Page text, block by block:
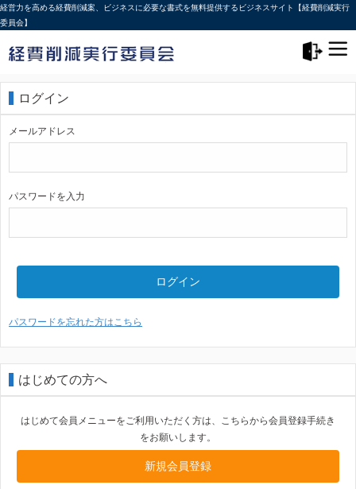
経営力を高める経費削減案、ビジネスに必要な書式を無料提供するビジネスサイト【経費削減実行
委員会】
ログイン
メールアドレス
パスワードを入力
ログイン
パスワードを忘れた方はこちら
はじめての方へ
はじめて会員メニューをご利用いただく方は、こちらから会員登録手続き
をお願いします。
新規会員登録